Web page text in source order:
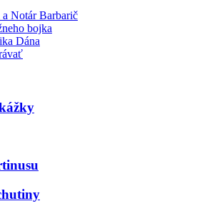
Notár Barbarič
bojka
Dána